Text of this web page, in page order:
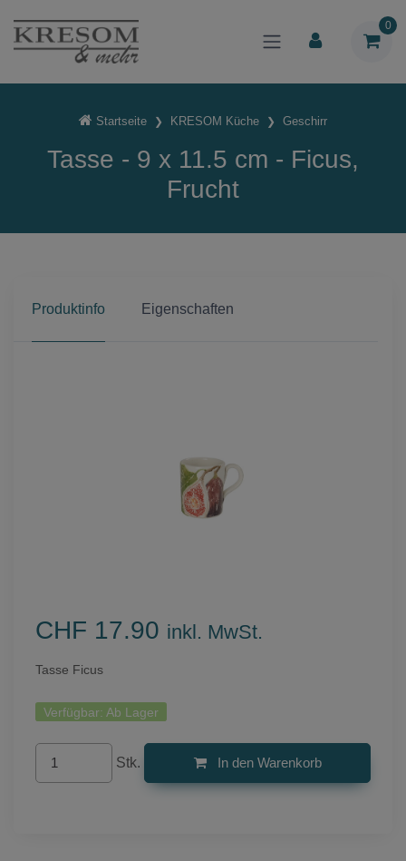
0
Startseite KRESOM Küche Geschirr
Tasse - 9 x 11.5 cm - Ficus,
Frucht
Produktinfo Eigenschaften
CHF 17.90 inkl. MwSt.
Tasse Ficus
Verfügbar: Ab Lager
Stk. In den Warenkorb